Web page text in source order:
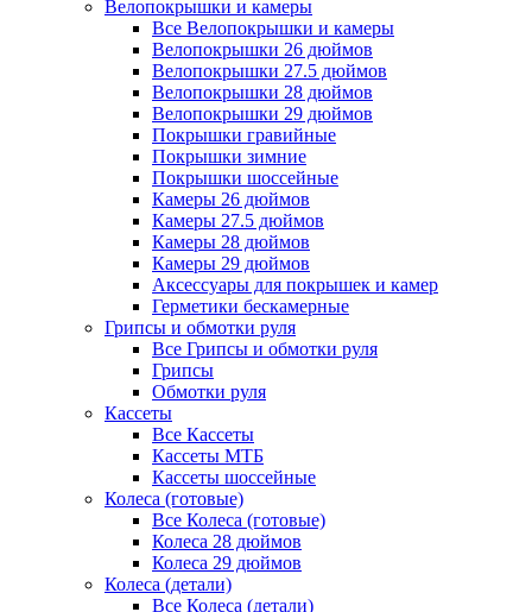
Велопокрышки и камеры
Все Велопокрышки и камеры
Велопокрышки 26 дюймов
Велопокрышки 27.5 дюймов
Велопокрышки 28 дюймов
Велопокрышки 29 дюймов
Покрышки гравийные
Покрышки зимние
Покрышки шоссейные
Камеры 26 дюймов
Камеры 27.5 дюймов
Камеры 28 дюймов
Камеры 29 дюймов
Аксессуары для покрышек и камер
Герметики бескамерные
Грипсы и обмотки руля
Все Грипсы и обмотки руля
Грипсы
Обмотки руля
Кассеты
Все Кассеты
Кассеты МТБ
Кассеты шоссейные
Колеса (готовые)
Все Колеса (готовые)
Колеса 28 дюймов
Колеса 29 дюймов
Колеса (детали)
Все Колеса (детали)